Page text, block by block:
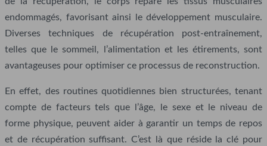
endommagés, favorisant ainsi le développement musculaire.
Diverses techniques de récupération post-entraînement,
telles que le sommeil, l’alimentation et les étirements, sont
avantageuses pour optimiser ce processus de reconstruction.
En effet, des routines quotidiennes bien structurées, tenant
compte de facteurs tels que l’âge, le sexe et le niveau de
forme physique, peuvent aider à garantir un temps de repos
et de récupération suffisant. C’est là que réside la clé pour